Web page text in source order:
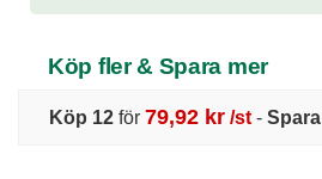
Köp fler & Spara mer
Köp 12 för 79,92 kr /st - Spara